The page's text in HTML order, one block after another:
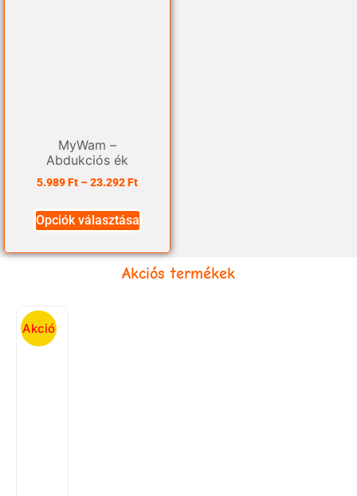
MyWam –
Abdukciós ék
5.989Ft –23.292Ft
Opciók választása
Akciós termékek
Akció